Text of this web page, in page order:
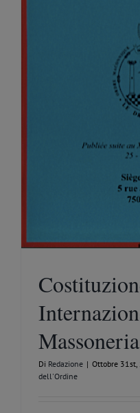
Di Redazione | Ottobre 31st,
dell'Ordine